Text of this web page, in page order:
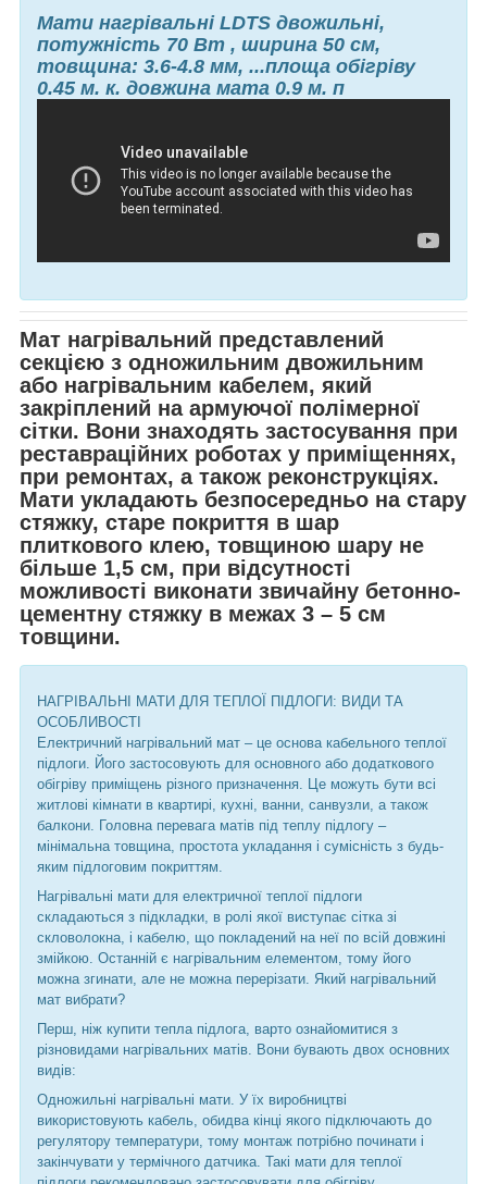
Мати нагрівальні LDTS двожильні,
потужність 70 Вт , ширина 50 см,
товщина: 3.6-4.8 мм, ...площа обігріву
0.45 м. к. довжина мата 0.9 м. п
Мат нагрівальний представлений
секцією з одножильним двожильним
або нагрівальним кабелем, який
закріплений на армуючої полімерної
сітки. Вони знаходять застосування при
реставраційних роботах у приміщеннях,
при ремонтах, а також реконструкціях.
Мати укладають безпосередньо на стару
стяжку, старе покриття в шар
плиткового клею, товщиною шару не
більше 1,5 см, при відсутності
можливості виконати звичайну бетонно-
цементну стяжку в межах 3 – 5 см
товщини.
НАГРІВАЛЬНІ МАТИ ДЛЯ ТЕПЛОЇ ПІДЛОГИ: ВИДИ ТА
ОСОБЛИВОСТІ
Електричний нагрівальний мат – це основа кабельного теплої
підлоги. Його застосовують для основного або додаткового
обігріву приміщень різного призначення. Це можуть бути всі
житлові кімнати в квартирі, кухні, ванни, санвузли, а також
балкони. Головна перевага матів під теплу підлогу –
мінімальна товщина, простота укладання і сумісність з будь-
яким підлоговим покриттям.
Нагрівальні мати для електричної теплої підлоги
складаються з підкладки, в ролі якої виступає сітка зі
скловолокна, і кабелю, що покладений на неї по всій довжині
змійкою. Останній є нагрівальним елементом, тому його
можна згинати, але не можна перерізати. Який нагрівальний
мат вибрати?
Перш, ніж купити тепла підлога, варто ознайомитися з
різновидами нагрівальних матів. Вони бувають двох основних
видів:
Одножильні нагрівальні мати. У їх виробництві
використовують кабель, обидва кінці якого підключають до
регулятору температури, тому монтаж потрібно починати і
закінчувати у термічного датчика. Такі мати для теплої